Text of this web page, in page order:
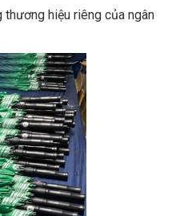
thương hiệu riêng của ngân